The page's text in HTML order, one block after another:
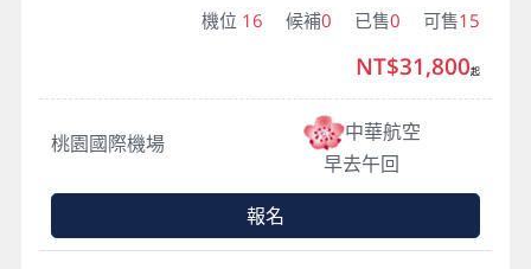
機位 16 候補0 已售0 可售15
桃園國際機場
中華航空
早去午回
NT$31,800起
報名